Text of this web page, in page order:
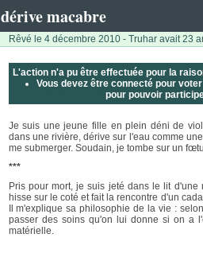
dérive macabre
Rêvé le 4 décembre 2010 - Truhar avait 23
L'action n'a pu être effectuée pour la
Vous devez être connecté pour
pour pouvoir
Je suis une jeune fille en plein déni de
dans une rivière, dérive sur l'eau comme
me submerger. Soudain, je tombe sur un
***
Pris pour mort, je suis jeté dans le lit
hisse sur le coté et fait la rencontre d'un
Il m'explique sa philosophie de la vie :
passer des soins qu'on lui donne si on a
matérielle.